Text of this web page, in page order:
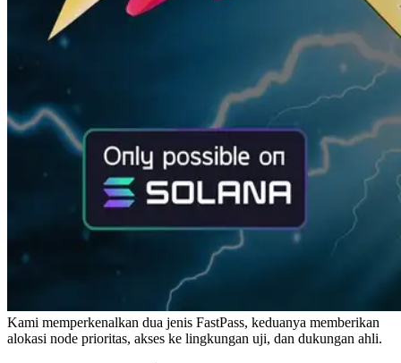
Kami memperkenalkan dua jenis FastPass, keduanya memberikan
alokasi node prioritas, akses ke lingkungan uji, dan dukungan ahli.